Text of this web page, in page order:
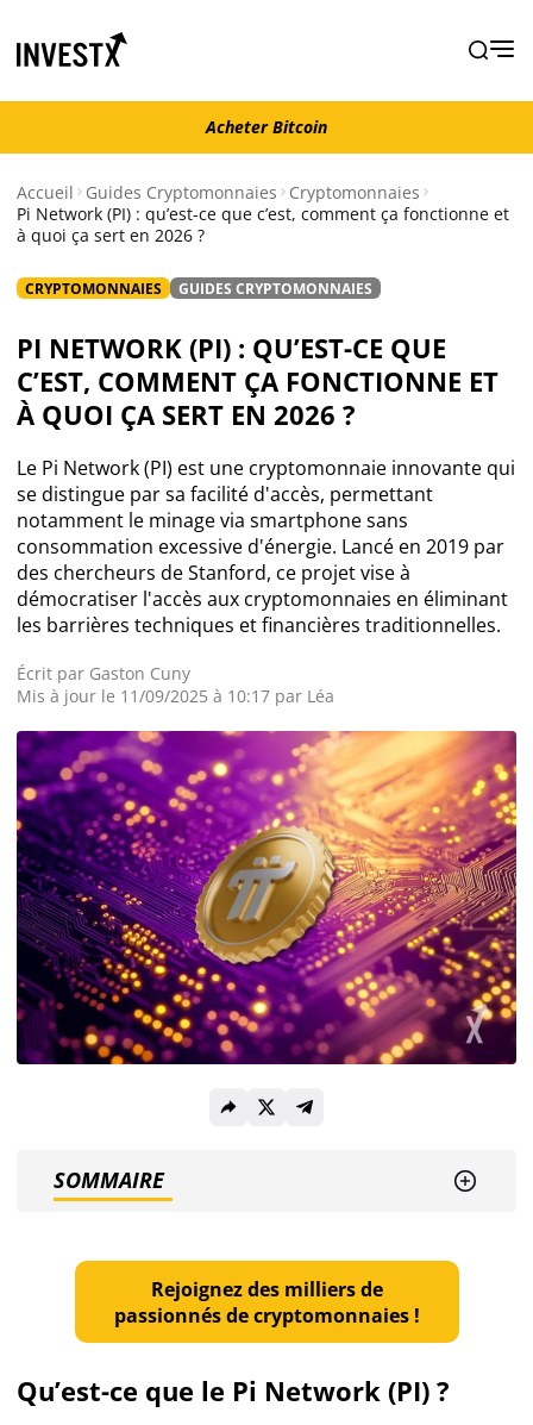
Acheter Bitcoin
Actualités
Actualité Bitcoin
Actualité Ethereum
Actualité Altcoins
Actualité NFT
Actualité Exchange
Actualité IA
Guides
Acheter Bitcoin
Acheter Ethereum
Prédictions
Cryptomonnaies
Bitcoin (BTC)
Solana (SOL)
Dogecoin (DOGE)
Binance Coin (BNB)
Acheter Bitcoin
Accueil Guides Cryptomonnaies
Cryptomonnaies
Pi Network (PI) : qu’est-ce que c’est, comment ça fonctionne et
à quoi ça sert en 2026 ?
CRYPTOMONNAIES GUIDES CRYPTOMONNAIES
PI NETWORK (PI) : QU’EST-CE QUE
C’EST, COMMENT ÇA FONCTIONNE ET
À QUOI ÇA SERT EN 2026 ?
Le Pi Network (PI) est une cryptomonnaie innovante qui
se distingue par sa facilité d'accès, permettant
notamment le minage via smartphone sans
consommation excessive d'énergie. Lancé en 2019 par
des chercheurs de Stanford, ce projet vise à
démocratiser l'accès aux cryptomonnaies en éliminant
les barrières techniques et financières traditionnelles.
Écrit par Gaston Cuny
Mis à jour le 11/09/2025 à 10:17 par Léa
SOMMAIRE
Rejoignez des milliers de
passionnés de cryptomonnaies !
Qu’est-ce que le Pi Network (PI) ?